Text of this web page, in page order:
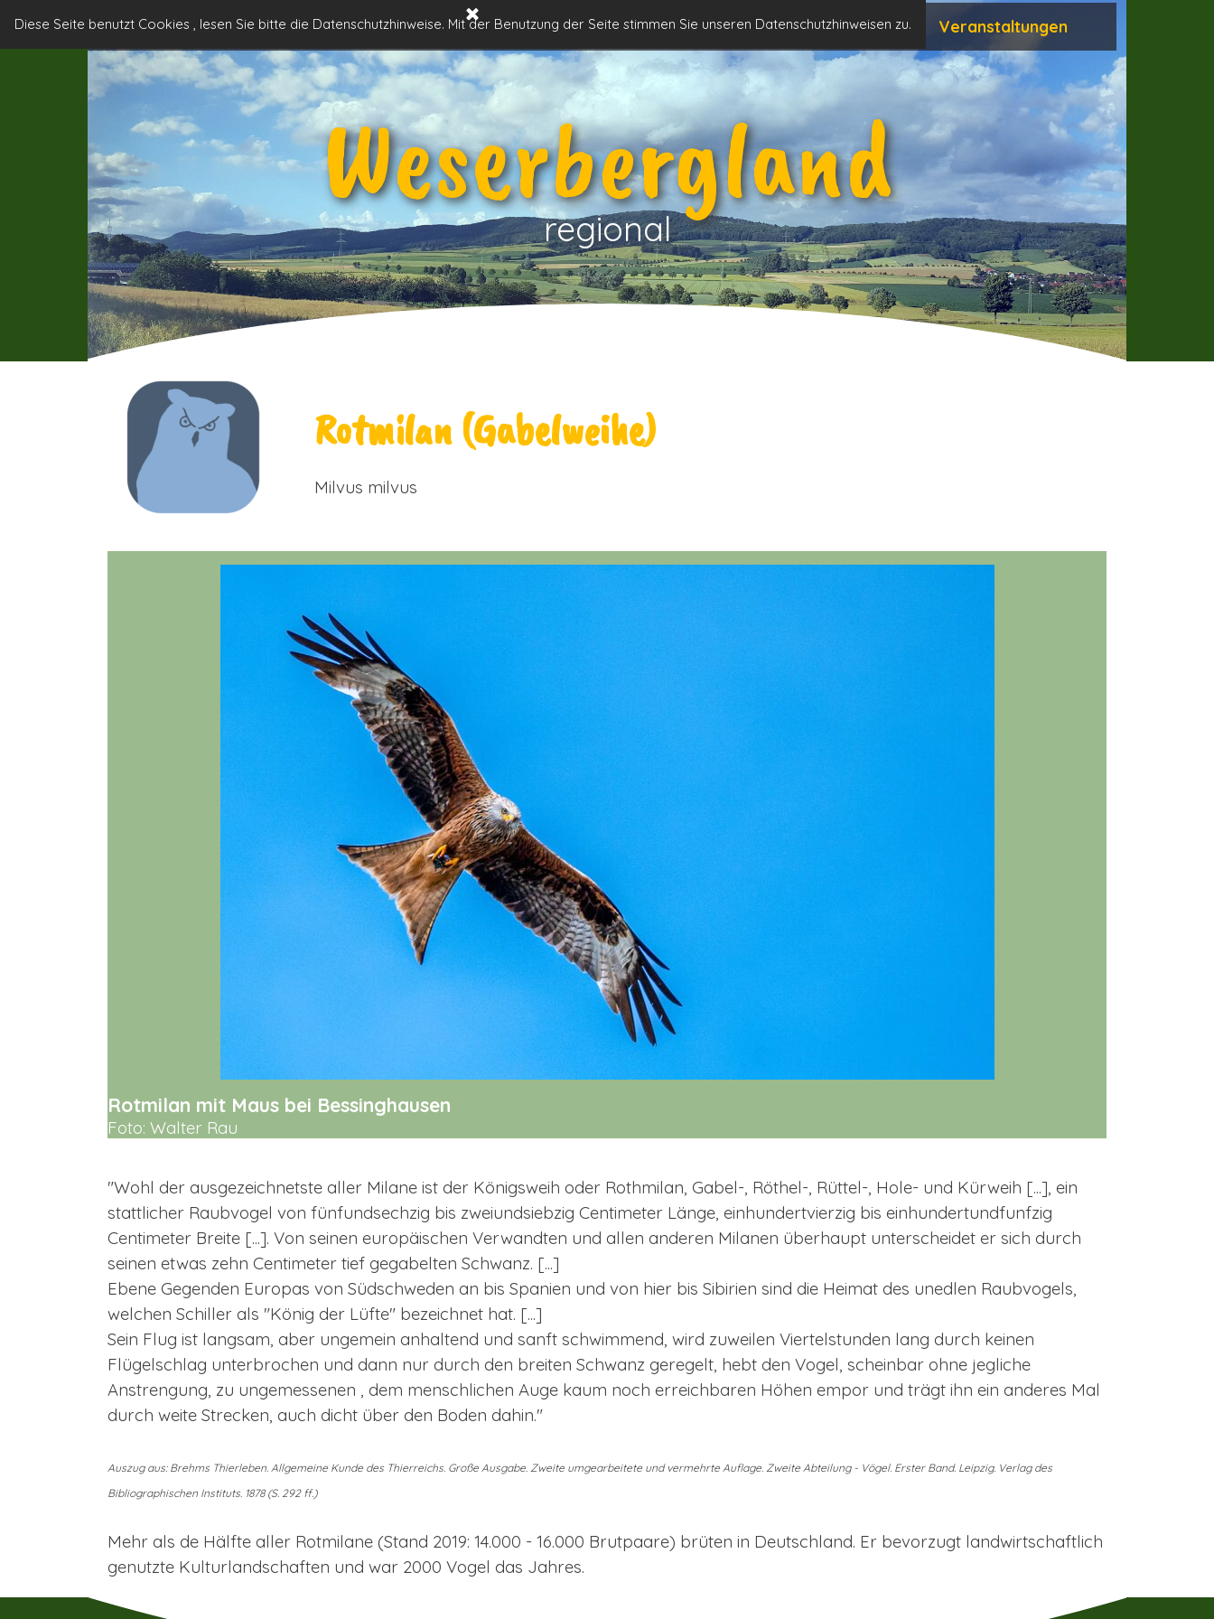
Diese Seite benutzt Cookies , lesen Sie bitte die Datenschutzhinweise. Mit der Benutzung der Seite stimmen Sie unseren Datenschutzhinweisen zu.
Menü überspringen
Start
Angebote im
▼
Historisches
▼
Natur im
Weserbergland
▼
Orte im
Neuigkeiten Veranstaltungen
Weserbergland
regional
Rotmilan (Gabelweihe)
Milvus milvus
Rotmilan mit Maus bei Bessinghausen
Foto: Walter Rau
"Wohl der ausgezeichnetste aller Milane ist der Königsweih oder Rothmilan, Gabel-, Röthel-, Rüttel-, Hole- und Kürweih [...], ein
stattlicher Raubvogel von fünfundsechzig bis zweiundsiebzig Centimeter Länge, einhundertvierzig bis einhundertundfunfzig
Centimeter Breite [...]. Von seinen europäischen Verwandten und allen anderen Milanen überhaupt unterscheidet er sich durch
seinen etwas zehn Centimeter tief gegabelten Schwanz. [...]
Ebene Gegenden Europas von Südschweden an bis Spanien und von hier bis Sibirien sind die Heimat des unedlen Raubvogels,
welchen Schiller als "König der Lüfte" bezeichnet hat. [...]
Sein Flug ist langsam, aber ungemein anhaltend und sanft schwimmend, wird zuweilen Viertelstunden lang durch keinen
Flügelschlag unterbrochen und dann nur durch den breiten Schwanz geregelt, hebt den Vogel, scheinbar ohne jegliche
Anstrengung, zu ungemessenen , dem menschlichen Auge kaum noch erreichbaren Höhen empor und trägt ihn ein anderes Mal
durch weite Strecken, auch dicht über den Boden dahin."
Auszug aus: Brehms Thierleben. Allgemeine Kunde des Thierreichs. Große Ausgabe. Zweite umgearbeitete und vermehrte Auflage. Zweite Abteilung - Vögel. Erster Band. Leipzig. Verlag des
Bibliographischen Instituts. 1878 (S. 292 ff.)
Mehr als de Hälfte aller Rotmilane (Stand 2019: 14.000 - 16.000 Brutpaare) brüten in Deutschland. Er bevorzugt landwirtschaftlich
genutzte Kulturlandschaften und war 2000 Vogel das Jahres.